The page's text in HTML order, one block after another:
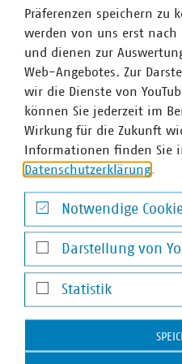
Kommunale Marke
Präferenzen speichern zu
werden von uns erst
und dienen zur
Web-Angebotes. Zur
wir die Dienste von
können Sie jederzeit im
Wirkung für die Zukunft
Informationen finden Sie
Datenschutzerklärung
Notwendige
Notwendige Cookies
Darstellung von
Darstellung von
Statistik
Statistik